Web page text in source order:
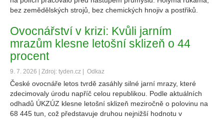
bez zemědělských strojů, bez chemických hnojiv a postřiků.
Ovocnářství v krizi: Kvůli jarním
mrazům klesne letošní sklizeň o 44
procent
9. 7. 2026 | Zdroj: tyden.cz | Odkaz
České ovocnáře letos tvrdě zasáhly silné jarní mrazy, které
zdecimovaly úrodu napříč celou republikou. Podle aktuálních
odhadů ÚKZÚZ klesne letošní sklizeň meziročně o polovinu na
68 445 tun, což představuje druhou nejnižší hodnotu v